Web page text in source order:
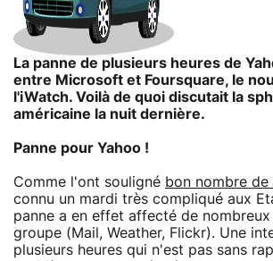
La panne de plusieurs heures de
entre Microsoft et Foursquare, le
l'iWatch. Voilà de quoi discutait la
américaine la nuit dernière.
Panne pour Yahoo !
Comme l'ont souligné bon nombre
connu un mardi très compliqué aux
panne a en effet affecté de nombreux
groupe (Mail, Weather, Flickr). Une
plusieurs heures qui n'est pas sans